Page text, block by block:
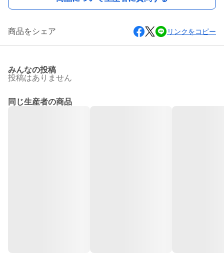
商品をシェア リンクをコピー
みんなの投稿
投稿はありません
同じ生産者の商品